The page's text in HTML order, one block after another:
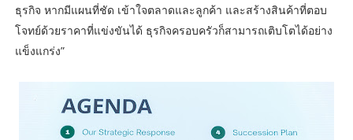
ธุรกิจ หากมีแผนที่ชัด เข้าใจตลาดและลูกค้า และสร้างสินค้าที่ตอบ
โจทย์ด้วยราคาที่แข่งขันได้ ธุรกิจครอบครัวก็สามารถเติบโตได้อย่าง
แข็งแกร่ง”